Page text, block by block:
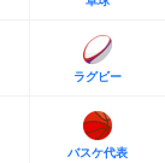
ラグビー
バスケ代表